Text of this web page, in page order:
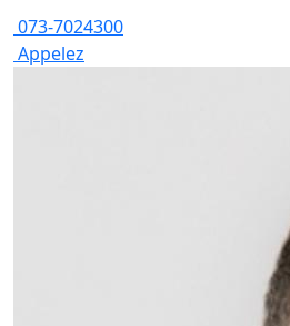
073-7024300
Appelez